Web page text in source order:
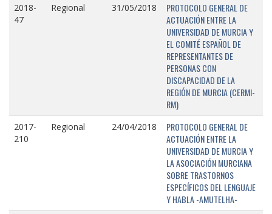
2018-
47
Regional 31/05/2018
PROTOCOLO GENERAL DE
ACTUACIÓN ENTRE LA
UNIVERSIDAD DE MURCIA Y
EL COMITÉ ESPAÑOL DE
REPRESENTANTES DE
PERSONAS CON
DISCAPACIDAD DE LA
REGIÓN DE MURCIA (CERMI-
RM)
2017-
210
Regional 24/04/2018
PROTOCOLO GENERAL DE
ACTUACIÓN ENTRE LA
UNIVERSIDAD DE MURCIA Y
LA ASOCIACIÓN MURCIANA
SOBRE TRASTORNOS
ESPECÍFICOS DEL LENGUAJE
Y HABLA -AMUTELHA-